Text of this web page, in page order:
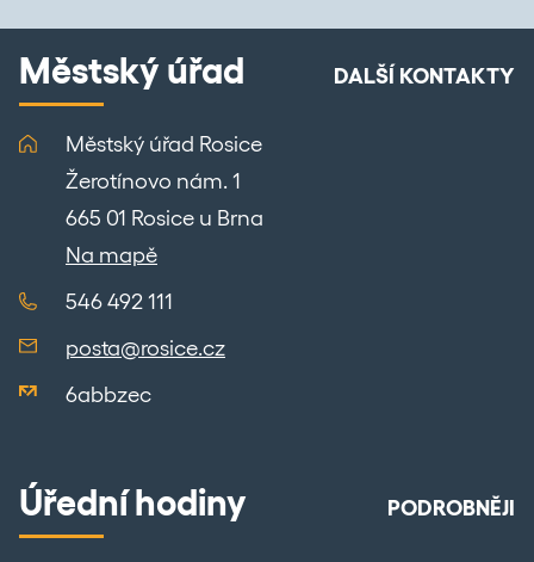
Městský úřad DALŠÍ KONTAKTY
Městský úřad Rosice
Žerotínovo nám. 1
665 01 Rosice u Brna
Na mapě
546 492 111
posta@rosice.cz
6abbzec
Úřední hodiny PODROBNĚJI